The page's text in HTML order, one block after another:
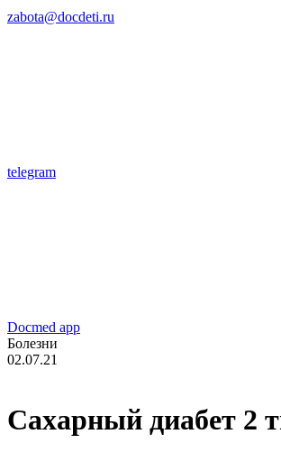
zabota@docdeti.ru
telegram
Docmed app
Болезни
02.07.21
Сахарный диабет 2